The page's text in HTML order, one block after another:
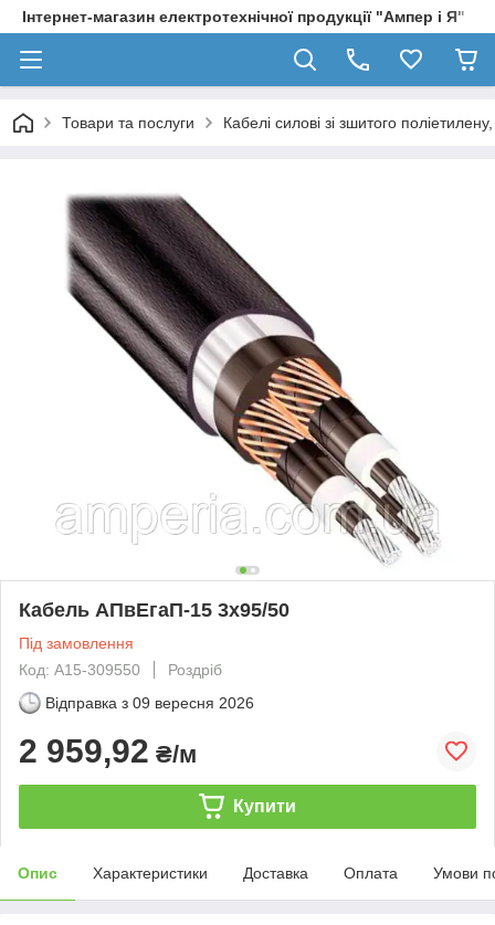
Інтернет-магазин електротехнічної продукції "Ампер і Я"
Товари та послуги Кабелі силові зі зшитого
Кабель АПвЕгаП‑15 3х95/50
Під замовлення
Код: А15-309550
Роздріб
Відправка з 09 вересня 2026
2 959,92 ₴/м
Купити
Опис Характеристики Доставка Оплата Умови